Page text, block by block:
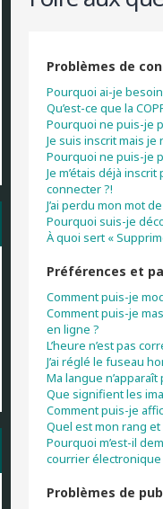
Problèmes de
Pourquoi ai-je besoin
Qu’est-ce que la
Pourquoi ne puis-je
Je suis inscrit mais
Pourquoi ne puis-je
Je m’étais déjà
connecter ?!
J’ai perdu mon mot
Pourquoi suis-je
À quoi sert «
Préférences et
Comment puis-je
Comment puis-je
en ligne ?
L’heure n’est pas
J’ai réglé le fuseau
Ma langue n’apparaît
Que signifient les
Comment puis-je
Quel est mon rang
Pourquoi m’est-il
courrier électronique
Problèmes de